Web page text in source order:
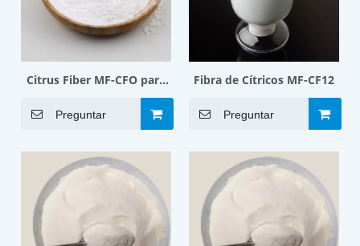
Citrus Fiber MF-CFO para
productos cárnicos
pasteles pan bebidas
Preguntar
Fibra de Cítricos MF-CF12
Preguntar